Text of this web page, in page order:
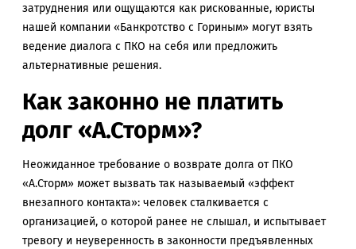
затруднения или ощущаются как рискованные, юристы
нашей компании «Банкротство с Гориным» могут взять
ведение диалога с ПКО на себя или предложить
альтернативные решения.
Как законно не платить
долг «А.Сторм»?
Неожиданное требование о возврате долга от ПКО
«А.Сторм» может вызвать так называемый «эффект
внезапного контакта»: человек сталкивается с
организацией, о которой ранее не слышал, и испытывает
тревогу и неуверенность в законности предъявленных